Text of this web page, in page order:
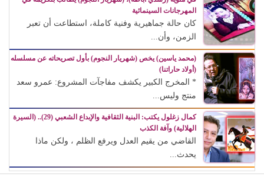
المهرجانات السينمائية
كان حالة جماهيرية وفنية كاملة، استطاعت أن تعبر
الزمن، وأن...
(محمد ياسين) يخص (شهريار النجوم) بأول تصريحاته عن مسلسله
(أولاد حاراتنا)
* المخرج الكبير يكشف مفاجآت المشروع: عمرو سعد
منتج وليس...
كمال زغلول يكتب: البنية الثقافية والإبداع الشعبي (29).. (السيرة
الهلالية) وآفة الكذب
القاضي من يقيم العدل ويرفع الظلم ، ولكن ماذا
يحدث...